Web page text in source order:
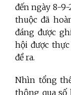
đến ngày 8-9-
thuộc đã
đáng được
hội được
đề ra.
Nhìn tổng
thông qua số